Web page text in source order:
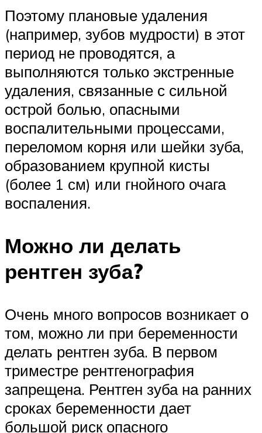
Поэтому плановые удаления
(например, зубов мудрости) в этот
период не проводятся, а
выполняются только экстренные
удаления, связанные с сильной
острой болью, опасными
воспалительными процессами,
переломом корня или шейки зуба,
образованием крупной кисты
(более 1 см) или гнойного очага
воспаления.
Можно ли делать
рентген зуба?
Очень много вопросов возникает о
том, можно ли при беременности
делать рентген зуба. В первом
триместре рентгенография
запрещена. Рентген зуба на ранних
сроках беременности дает
большой риск опасного